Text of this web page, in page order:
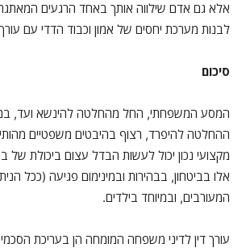
אלא גם אדם שילווה אותך באחד הרגעים
לבנות מערכת יחסים של אמון וכבוד הדדי עם עורך
סיכום
המסע המשפחתי, החל מהחלטה להינשא ועד,
ההחלטה להיפרד, רצוף בהיבטים משפטיים
מקצועי נכון יכול לעשות הבדל עצום ביכולת של
אלו בביטחון, בבהירות ובמינימום פגיעה (ככל
המעורבים, ובמיוחד בילדים.
עורך דין לדיני משפחה המומחה הן בעריכת הסכמי